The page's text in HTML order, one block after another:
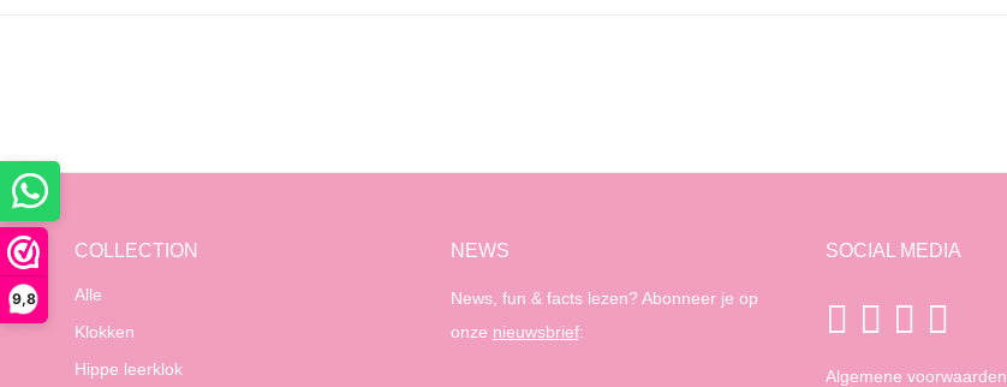
9,8
COLLECTION
Alle
Klokken
Hippe leerklok
NEWS
News, fun & facts lezen? Abonneer je op
onze nieuwsbrief:
SOCIAL MEDIA
Algemene voorwaarden